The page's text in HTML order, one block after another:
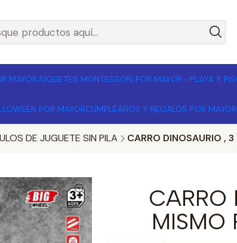
MAYORJUGUETES MONTESSORI POR MAYOR PLAYA Y
POR MAYORCUMPLEAÑOS Y REGALOS POR MAYOR
DE JUGUETE SIN PILA CARRO DINOSAURIO ,
CARRO
MISMO